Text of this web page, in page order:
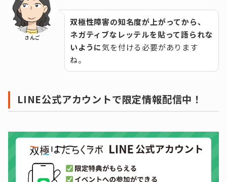
さんご
双極性障害の知名度が上がってから、
ネガティブなレッテルを貼って語られな
いように気を付ける必要があります
ね。
LINE公式アカウントで限定情報配信中！